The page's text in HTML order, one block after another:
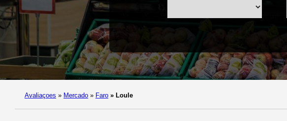
Avaliaçoes » Mercado » Faro » Loule